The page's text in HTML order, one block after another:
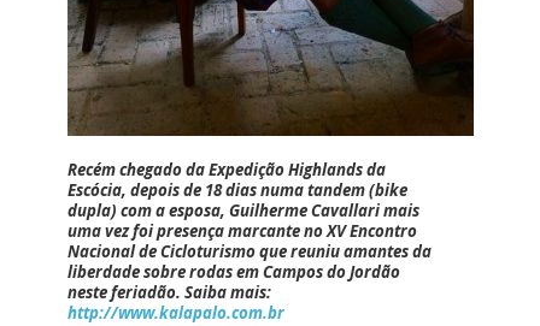
Recém chegado da Expedição Highlands da
Escócia, depois de 18 dias numa tandem (bike
dupla) com a esposa, Guilherme Cavallarimais
uma vez foi presença marcante no XV Encontro
Nacional de Cicloturismo que reuniu amantes da
liberdade sobre rodas em Campos do Jordão
neste feriadão. Saiba mais:
http://www.kalapalo.com.br